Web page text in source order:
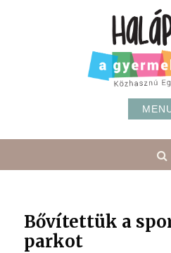
Bővítettük a
parkot